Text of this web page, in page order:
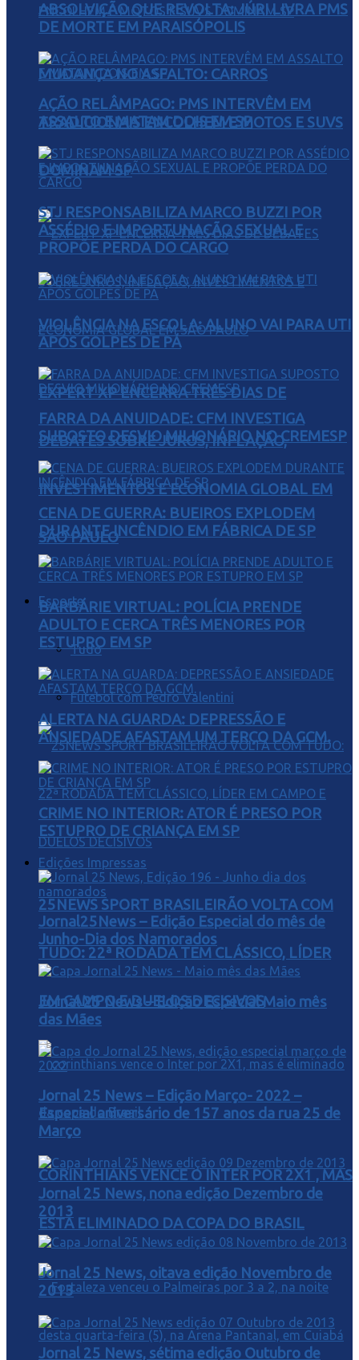
MUDANÇA NO ASFALTO: CARROS
TRADICIONAIS ENCOLHEM E MOTOS E SUVS
DOMINAM SP
EXPERT XP ENCERRA TRÊS DIAS DE
DEBATES SOBRE JUROS, INFLAÇÃO,
INVESTIMENTOS E ECONOMIA GLOBAL EM
SÃO PAULO
Esporte
Tudo
Futebol com Pedro Valentini
25NEWS SPORT BRASILEIRÃO VOLTA COM
TUDO: 22ª RODADA TEM CLÁSSICO, LÍDER
EM CAMPO E DUELOS DECISIVOS
CORINTHIANS VENCE O INTER POR 2X1 , MAS
ESTA ELIMINADO DA COPA DO BRASIL
ABSOLVIÇÃO QUE REVOLTA: JÚRI LIVRA PMS
DE MORTE EM PARAISÓPOLIS
AÇÃO RELÂMPAGO: PMS INTERVÊM EM
ASSALTO E MATAM DOIS EM SP
STJ RESPONSABILIZA MARCO BUZZI POR
ASSÉDIO E IMPORTUNAÇÃO SEXUAL E
PROPÕE PERDA DO CARGO
VIOLÊNCIA NA ESCOLA: ALUNO VAI PARA UTI
APÓS GOLPES DE PÁ
FARRA DA ANUIDADE: CFM INVESTIGA
SUPOSTO DESVIO MILIONÁRIO NO CREMESP
CENA DE GUERRA: BUEIROS EXPLODEM
DURANTE INCÊNDIO EM FÁBRICA DE SP
BARBÁRIE VIRTUAL: POLÍCIA PRENDE
ADULTO E CERCA TRÊS MENORES POR
ESTUPRO EM SP
ALERTA NA GUARDA: DEPRESSÃO E
ANSIEDADE AFASTAM UM TERÇO DA GCM.
CRIME NO INTERIOR: ATOR É PRESO POR
ESTUPRO DE CRIANÇA EM SP
Edições Impressas
Jornal25News – Edição Especial do mês de
Junho-Dia dos Namorados
Jornal 25 News – Edição Especial Maio mês
das Mães
Jornal 25 News – Edição Março- 2022 –
Especial aniversário de 157 anos da rua 25 de
Março
Jornal 25 News, nona edição Dezembro de
2013
Jornal 25 News, oitava edição Novembro de
2013
Jornal 25 News, sétima edição Outubro de